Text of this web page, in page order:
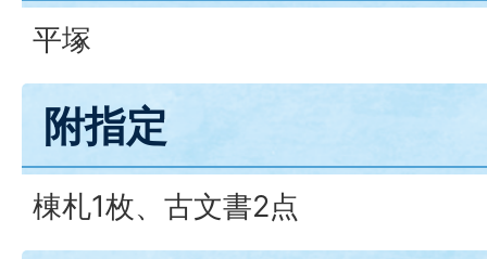
平塚
附指定
棟札1枚、古文書2点